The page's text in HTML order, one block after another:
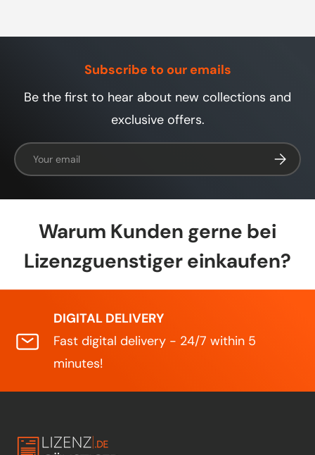
raten wir zu aktueller Sicherheitssoftware
Subscribe to our emails
Be the first to hear about new collections and
exclusive offers.
Email
Warum Kunden gerne bei
Lizenzguenstiger einkaufen?
DIGITAL DELIVERY
Fast digital delivery - 24/7 within 5
minutes!